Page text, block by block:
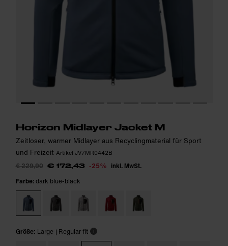
Horizon Midlayer Jacket M
Zeitloser, warmer Midlayer aus Recyclingmaterial für Sport
und Freizeit Artikel JV7MR0442B
€ 229,90 € 172,43 -25% inkl. MwSt.
Farbe: dark blue-black
Größe: Large | Regular fit i